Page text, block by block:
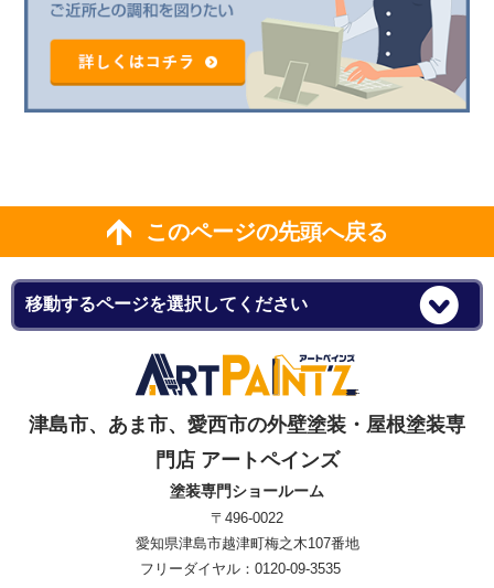
このページの先頭へ戻る
津島市、あま市、愛西市の外壁塗装・屋根塗装専
門店 アートペインズ
塗装専門ショールーム
〒496-0022
愛知県津島市越津町梅之木107番地
フリーダイヤル：0120-09-3535